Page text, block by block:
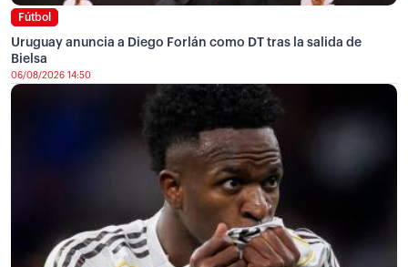
Fútbol
Uruguay anuncia a Diego Forlán como DT tras la salida de
Bielsa
06/08/2026 14:50